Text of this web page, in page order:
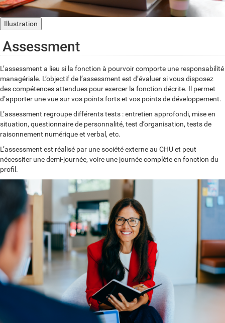
Illustration
Assessment
L’assessment a lieu si la fonction à pourvoir comporte une responsabilité
managériale. L’objectif de l’assessment est d’évaluer si vous disposez
des compétences attendues pour exercer la fonction décrite. Il permet
d’apporter une vue sur vos points forts et vos points de développement.
L’assessment regroupe différents tests : entretien approfondi, mise en
situation, questionnaire de personnalité, test d’organisation, tests de
raisonnement numérique et verbal, etc.
L’assessment est réalisé par une société externe au CHU et peut
nécessiter une demi-journée, voire une journée complète en fonction du
profil.